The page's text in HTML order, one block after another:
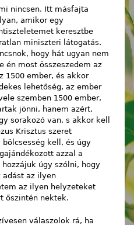
nincsen. Itt másfajta
amikor egy
keresztbe
miniszteri látogatás.
hogy hát ugyan nem
én most összeszedem az
1500 ember, és akkor
lehetőség, az ember
szemben 1500 ember,
jönni, hanem azért,
sorakozó van, s akkor kell
Krisztus szeret
bölcsesség kell, és úgy
azzal a
úgy szólni, hogy
az ilyen
az ilyen helyzeteket
őszintén nektek.
válaszolok rá, ha